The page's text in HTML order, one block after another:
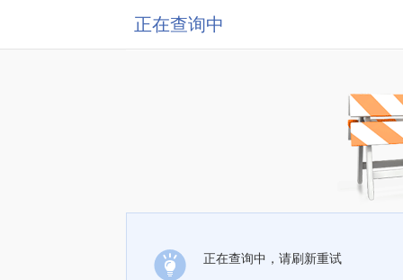
正在查询中
正在查询中，请刷新重试